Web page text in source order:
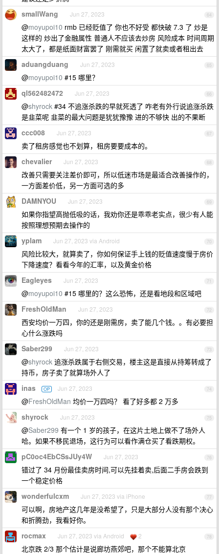
64
smallWang Jun 27, 2023
@moyupoi10 rmb 已经贬值了 你也不好受 都快破 7.3 了 炒是
这样的 炒出了金融属性 普通人不应该去炒房 风险成本 时间周期
太大了，都是纸面财富罢了 刚需就买 闲置了就卖或者租出去
65
aduangduang Jun 27, 2023
@moyupoi10 #15 哪里？
66
ql562482472 Jun 27, 2023
@shyrock #34 不追涨杀跌的早就死透了 咋老有外行说追涨杀跌
是韭菜呢 韭菜的最大问题是犹犹豫豫 进的不够快 出的不果断
67
ccc008 Jun 27, 2023
卖了租房感觉也不划算，租房要要成本的。
68
chevalier Jun 27, 2023
改善只需要关注差价即可，所以低迷市场是最适合改善操作的，
一方面差价低，另一方面可选的多
69
DAMNYOU Jun 27, 2023
如果你指望高抛低吸的话，我劝你还是乖乖老实点，很少有人能
按照理想预期去操作的
70
yplam Jun 27, 2023 via Android
风险比较大，就算卖了，你如何保证手上钱的贬值速度慢于房价
下降速度？看看今年的汇率，以及黄金价格
71
Eagleyes Jun 27, 2023
@moyupoi10 #15 哪里的？这么恐怖，还是看地段和区域吧
72
FreshOldMan Jun 27, 2023
西安均价一万四，你的还是刚需房，卖了能几个钱。。有必要担
心什么涨跌吗
73
Saber299 Jun 27, 2023
@shyrock 追涨杀跌属于右侧交易，楼主这是直接从持筹转成了
持币，房子卖了就算场外人了
74
inas OP Jun 27, 2023
@FreshOldMan 均价一万四吗？ 看了好多都 2 万多
75
shyrock Jun 27, 2023
@Saber299 有一个 1 岁的孩子，在这片土地上做不了场外人
哈。如果不移民退场，这行为可以看作满仓买了看跌期权。
76
pC0oc4EbCSsJUy4W Jun 27, 2023
错过了 34 月份最佳卖房时间,可以先挂着卖,后面二手房会跌到
一个稳定价格
77
wonderfulcxm Jun 27, 2023 via iPhone
可以啊，房地产这几年是没希望了，只是大部分人没有那个决心
和折腾劲，我看好你。
78
rocmax Jun 27, 2023 via Android 2
北京跌 2/3 那个估计是说廊坊燕郊吧，那个不能算北京